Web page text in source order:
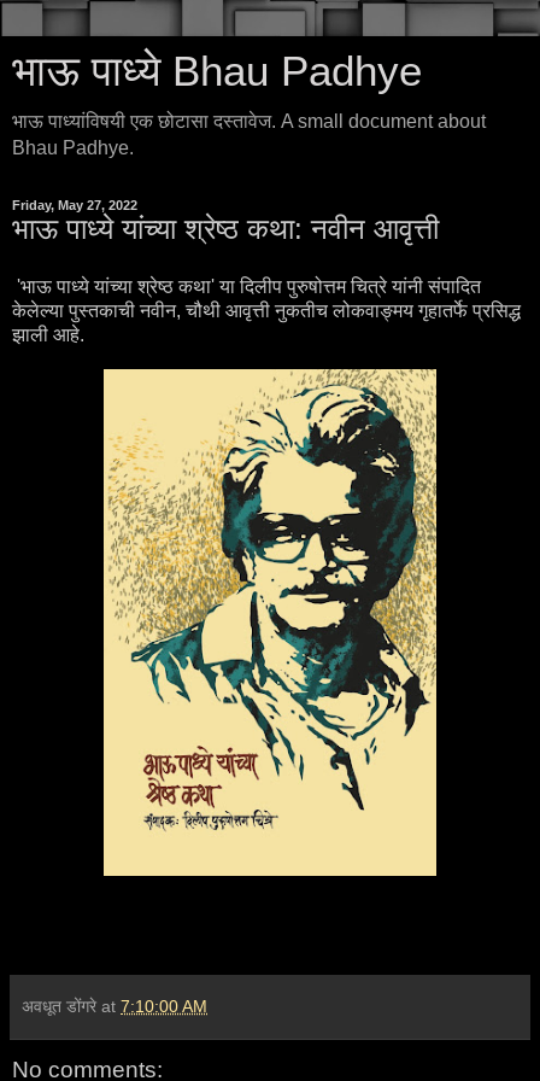
भाऊ पाध्ये Bhau Padhye
भाऊ पाध्यांविषयी एक छोटासा दस्तावेज. A small document about
Bhau Padhye.
Friday, May 27, 2022
भाऊ पाध्ये यांच्या श्रेष्ठ कथा: नवीन आवृत्ती
'भाऊ पाध्ये यांच्या श्रेष्ठ कथा' या दिलीप पुरुषोत्तम चित्रे यांनी संपादित
केलेल्या पुस्तकाची नवीन, चौथी आवृत्ती नुकतीच लोकवाङ्मय गृहातर्फे प्रसिद्ध
झाली आहे.
अवधूत डोंगरे at 7:10:00 AM
No comments: